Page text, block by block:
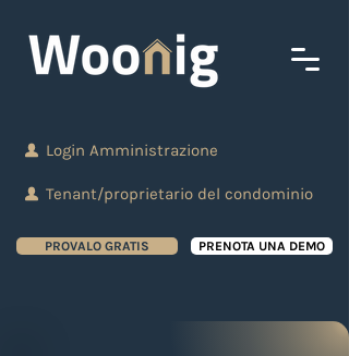
Login Amministrazione
Tenant/proprietario del condominio
PROVALO GRATIS PRENOTA UNA DEMO